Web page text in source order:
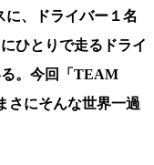
に、ドライバー１名
ひとりで走るドライ
。今回「TEAM
さにそんな世界一過